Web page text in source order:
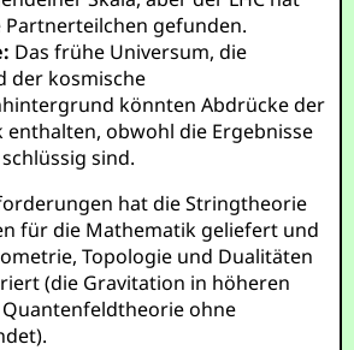
Partnerteilchen gefunden.
Das frühe Universum, die
der kosmische
könnten Abdrücke der
enthalten, obwohl die Ergebnisse
sind.
hat die Stringtheorie
für die Mathematik geliefert und
Topologie und Dualitäten
(die Gravitation in höheren
ohne